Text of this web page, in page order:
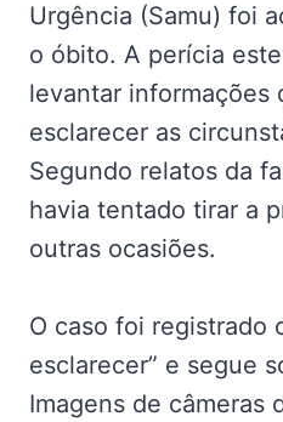
Urgência (Samu) foi
o óbito. A perícia
levantar informações
esclarecer as
Segundo relatos da
havia tentado tirar a
outras ocasiões.
O caso foi registrado
esclarecer” e segue
Imagens de câmeras